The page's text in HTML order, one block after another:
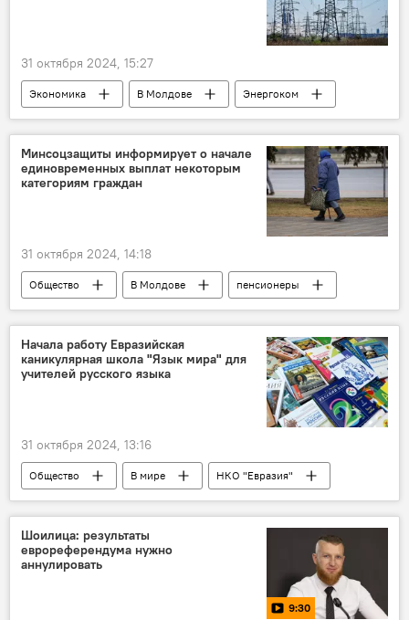
31 октября 2024, 15:27
Экономика В Молдове Энергоком
Минсоцзащиты информирует о начале
единовременных выплат некоторым
категориям граждан
31 октября 2024, 14:18
Общество В Молдове
пенсионеры
Алексей Бузу
Начала работу Евразийская
каникулярная школа "Язык мира" для
учителей русского языка
31 октября 2024, 13:16
Общество В мире
НКО "Евразия"
учителя
русский язык
Шоилица: результаты
еврореферендума нужно
аннулировать
9:30